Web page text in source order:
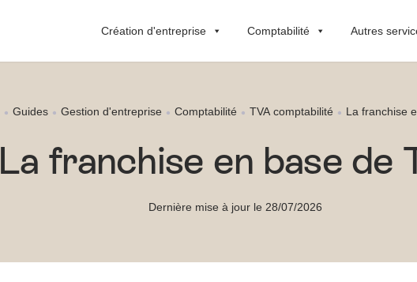
Création d'entreprise Comptabilité Autres
Guides Gestion d'entreprise Comptabilité TVA comptabilité La franchise
La franchise en base de
Dernière mise à jour le 28/07/2026